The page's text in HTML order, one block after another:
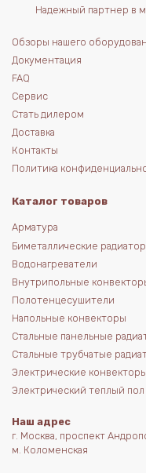
Надежный партнер в
Обзоры нашего
Документация
FAQ
Сервис
Стать дилером
Доставка
Контакты
Политика
Каталог товаров
Арматура
Биметаллические
Водонагреватели
Внутрипольные
Полотенцесушители
Напольные конвекторы
Стальные панельные
Стальные трубчатые
Электрические конвекторы
Электрический теплый пол
Наш адрес
г. Москва, проспект
м. Коломенская